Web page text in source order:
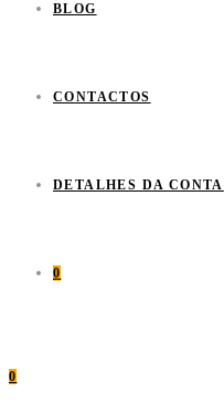
BLOG
CONTACTOS
DETALHES DA CONTA
0
0